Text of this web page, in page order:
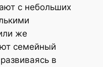
с небольших
же
семейный
в